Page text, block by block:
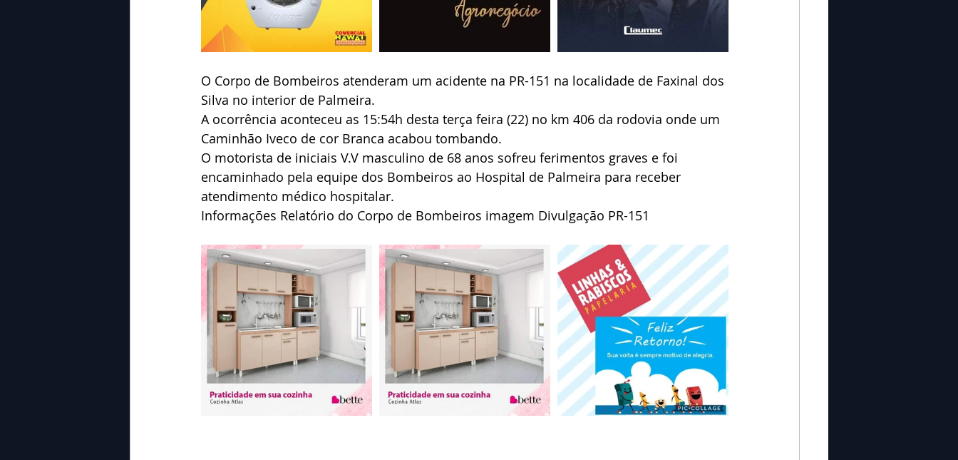
O Corpo de Bombeiros atenderam um acidente na PR-151 na localidade de Faxinal dos
Silva no interior de Palmeira.
A ocorrência aconteceu as 15:54h desta terça feira (22) no km 406 da rodovia onde um
Caminhão Iveco de cor Branca acabou tombando.
O motorista de iniciais V.V masculino de 68 anos sofreu ferimentos graves e foi
encaminhado pela equipe dos Bombeiros ao Hospital de Palmeira para receber
atendimento médico hospitalar.
Informações Relatório do Corpo de Bombeiros imagem Divulgação PR-151